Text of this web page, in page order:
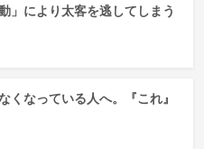
」により太客を逃してしまう
くなっている人へ。『これ』